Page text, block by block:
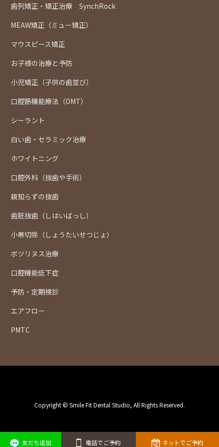
歯列矯正・矯正治療 SynchRock
MEAW矯正（ミュー矯正）
マウスピース矯正
お子様の治療と予防
小児矯正（子供の歯並び）
口腔筋機能療法（OMT）
シーラント
白い歯・セラミック治療
ホワイトニング
口腔外科（抜歯や手術）
親知らずの抜歯
歯胚抜歯（しはいばっし）
小帯切除（しょうたいせつじょ）
ボツリヌス治療
口腔機能低下症
予防・定期検診
エアフロー
PMTC
Copyright © Smile Fit Dental Studio, All Rights Reserved.
友だち追加 電話でご予約 ネットでご予約